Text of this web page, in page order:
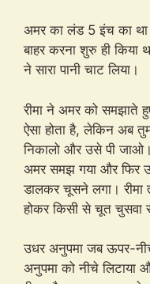
अमर का लंड 5 इंच का
बाहर करना शुरु ही किया
ने सारा पानी चाट लिया।
रीमा ने अमर को समझाते
ऐसा होता है, लेकिन अब
निकालो और उसे पी
अमर समझ गया और फिर
डालकर चूसने लगा। रीमा
होकर किसी से चूत चुसवा
उधर अनुपमा जब ऊपर-
अनुपमा को नीचे